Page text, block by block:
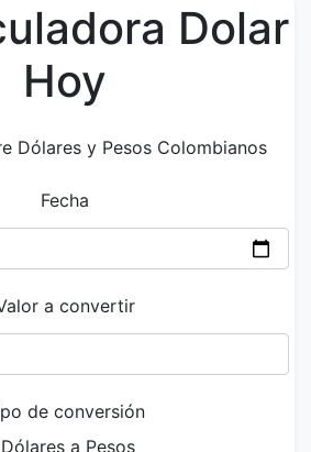
Dolar
Hoy
Dólares y Pesos Colombianos
Fecha
a convertir
de conversión
Dólares a Pesos